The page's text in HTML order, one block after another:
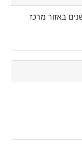
באזור מרכז